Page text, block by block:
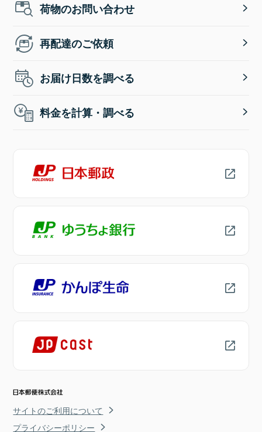
荷物のお問い合わせ
再配達のご依頼
お届け日数を調べる
料金を計算・調べる
サイトのご利用について
プライバシーポリシー